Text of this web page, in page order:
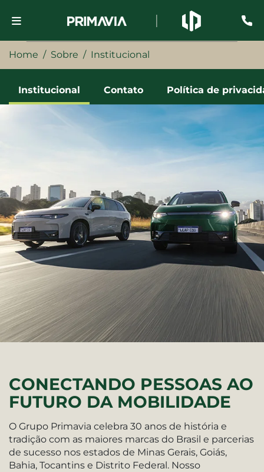
Home Sobre Institucional
Institucional Contato Política de
CONECTANDO PESSOAS AO
FUTURO DA MOBILIDADE
O Grupo Primavia celebra 30 anos de história e
tradição com as maiores marcas do Brasil e parcerias
de sucesso nos estados de Minas Gerais, Goiás,
Bahia, Tocantins e Distrito Federal. Nosso